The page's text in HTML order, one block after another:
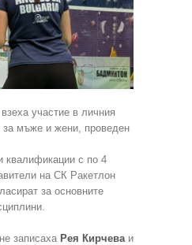
участие в личния
мъже и жени, проведен
квалификации с по 4
на СК Ракетлон
за основните
записаха Рея Кирчева и